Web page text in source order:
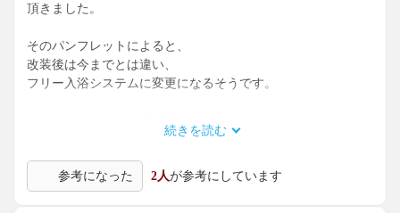
頂きました。
そのパンフレットによると、
改装後は今までとは違い、
フリー入浴システムに変更になるそうです。
心ゆくまで楽しめるようになるそうです。
新たに炭酸泉と電気風呂が一緒になった浴槽も誕生するそう
です。
続きを読む
参考になった 2人が参考にしています